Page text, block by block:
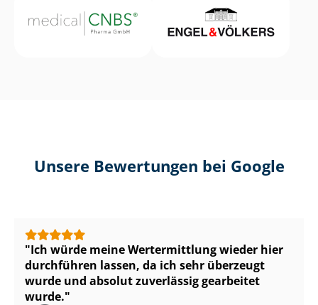
Unsere Bewertungen bei Google
Ich würde meine Wertermittlung wieder hier
durchführen lassen, da ich sehr überzeugt
wurde und absolut zuverlässig gearbeitet
wurde.